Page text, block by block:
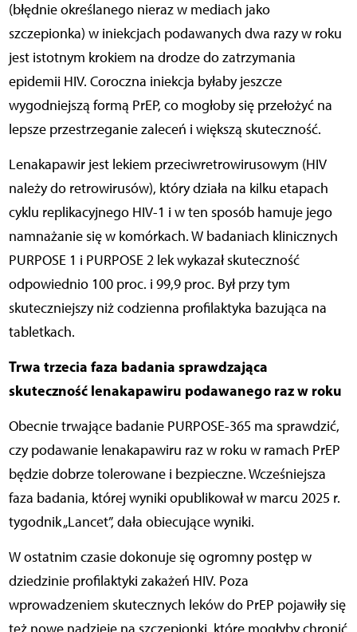
(błędnie określanego nieraz w mediach jako
szczepionka) w iniekcjach podawanych dwa razy w roku
jest istotnym krokiem na drodze do zatrzymania
epidemii HIV. Coroczna iniekcja byłaby jeszcze
wygodniejszą formą PrEP, co mogłoby się przełożyć na
lepsze przestrzeganie zaleceń i większą skuteczność.
Lenakapawir jest lekiem przeciwretrowirusowym (HIV
należy do retrowirusów), który działa na kilku etapach
cyklu replikacyjnego HIV-1 i w ten sposób hamuje jego
namnażanie się w komórkach. W badaniach klinicznych
PURPOSE 1 i PURPOSE 2 lek wykazał skuteczność
odpowiednio 100 proc. i 99,9 proc. Był przy tym
skuteczniejszy niż codzienna profilaktyka bazująca na
tabletkach.
Trwa trzecia faza badania sprawdzająca
skuteczność lenakapawiru podawanego raz w roku
Obecnie trwające badanie PURPOSE-365 ma sprawdzić,
czy podawanie lenakapawiru raz w roku w ramach PrEP
będzie dobrze tolerowane i bezpieczne. Wcześniejsza
faza badania, której wyniki opublikował w marcu 2025 r.
tygodnik „Lancet”, dała obiecujące wyniki.
W ostatnim czasie dokonuje się ogromny postęp w
dziedzinie profilaktyki zakażeń HIV. Poza
wprowadzeniem skutecznych leków do PrEP pojawiły się